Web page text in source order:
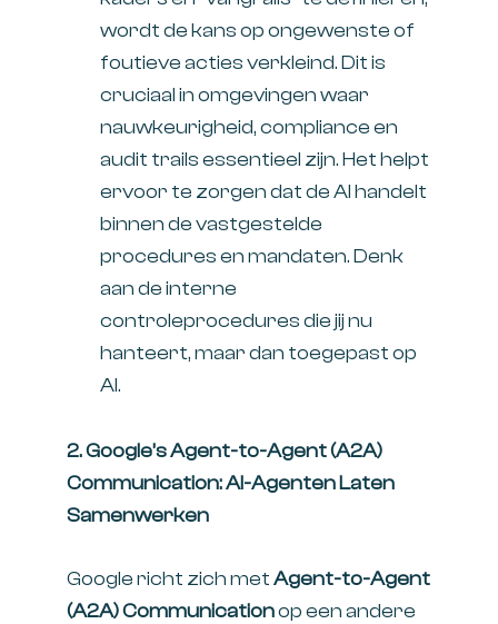
wordt de kans op ongewenste of
foutieve acties verkleind. Dit is
cruciaal in omgevingen waar
nauwkeurigheid, compliance en
audit trails essentieel zijn. Het helpt
ervoor te zorgen dat de AI handelt
binnen de vastgestelde
procedures en mandaten. Denk
aan de interne
controleprocedures die jij nu
hanteert, maar dan toegepast op
AI.
2. Google’s Agent-to-Agent (A2A)
Communication: AI-Agenten Laten
Samenwerken
Google richt zich metAgent-to-Agent
(A2A) Communicationop een andere